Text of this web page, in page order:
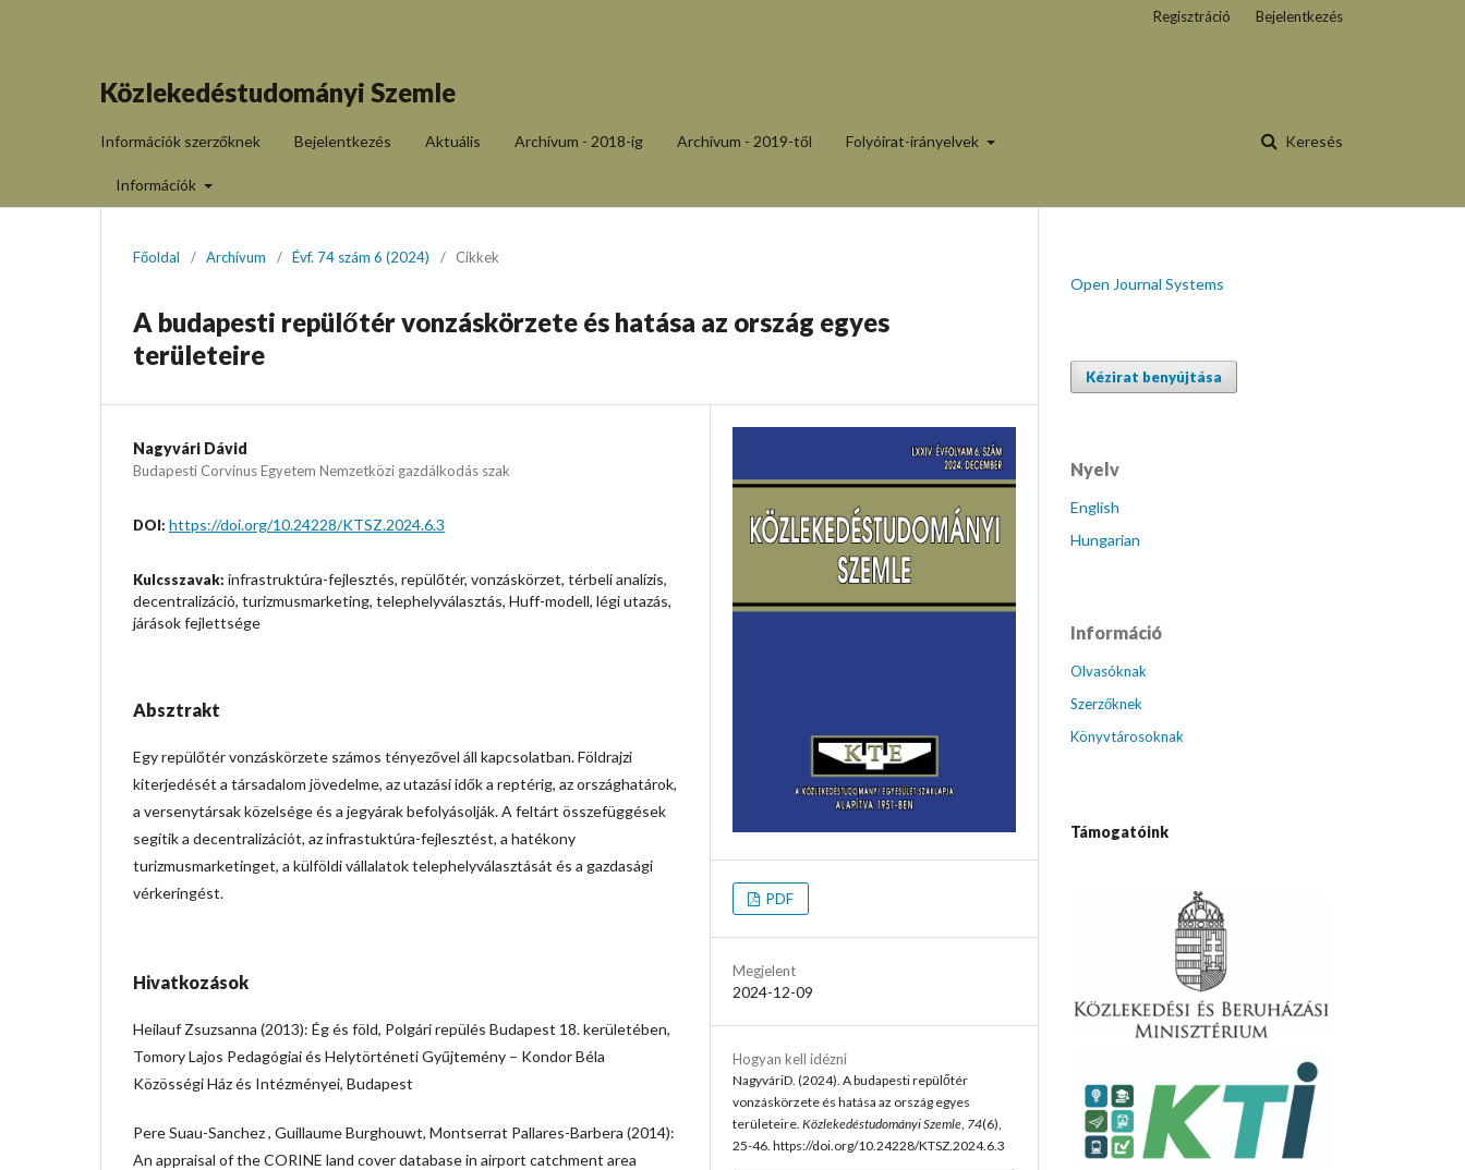
Közlekedéstudományi Szemle
Információk szerzőknek Bejelentkezés Aktuális Archívum - 2018-ig Archívum - 2019-től Folyóirat-irányelvek
Információk
Keresés
Regisztráció Bejelentkezés
Főoldal / Archívum / Évf. 74 szám 6 (2024) / Cikkek
A budapesti repülőtér vonzáskörzete és hatása az ország egyes
területeire
Nagyvári Dávid
Budapesti Corvinus Egyetem Nemzetközi gazdálkodás szak
DOI: https://doi.org/10.24228/KTSZ.2024.6.3
Kulcsszavak: infrastruktúra-fejlesztés, repülőtér, vonzáskörzet, térbeli analízis,
decentralizáció, turizmusmarketing, telephelyválasztás, Huff-modell, légi utazás,
járások fejlettsége
Absztrakt
Egy repülőtér vonzáskörzete számos tényezővel áll kapcsolatban. Földrajzi
kiterjedését a társadalom jövedelme, az utazási idők a reptérig, az országhatárok,
a versenytársak közelsége és a jegyárak befolyásolják. A feltárt összefüggések
segítik a decentralizációt, az infrastuktúra-fejlesztést, a hatékony
turizmusmarketinget, a külföldi vállalatok telephelyválasztását és a gazdasági
vérkeringést.
Hivatkozások
Heilauf Zsuzsanna (2013): Ég és föld, Polgári repülés Budapest 18. kerületében,
Tomory Lajos Pedagógiai és Helytörténeti Gyűjtemény – Kondor Béla
Közösségi Ház és Intézményei, Budapest
Pere Suau-Sanchez , Guillaume Burghouwt, Montserrat Pallares-Barbera (2014):
An appraisal of the CORINE land cover database in airport catchment area
PDF
Megjelent
2024-12-09
Hogyan kell idézni
NagyváriD. (2024). A budapesti repülőtér
vonzáskörzete és hatása az ország egyes
területeire. Közlekedéstudományi Szemle, 74(6),
25-46. https://doi.org/10.24228/KTSZ.2024.6.3
Open Journal Systems
Kézirat benyújtása
Nyelv
English
Hungarian
Információ
Olvasóknak
Szerzőknek
Könyvtárosoknak
Támogatóink